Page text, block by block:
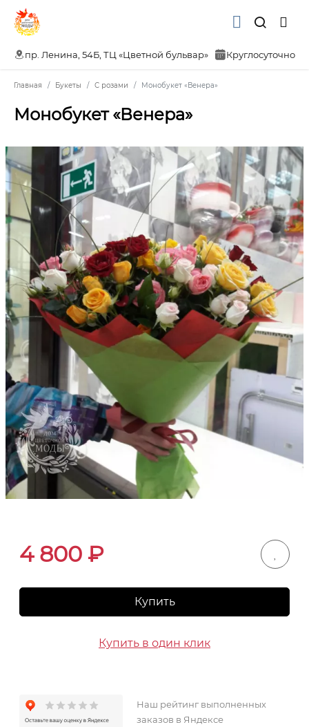
пр. Ленина, 54Б, ТЦ «Цветной бульвар» Круглосуточно
Главная Букеты С розами Монобукет «Венера»
Монобукет «Венера»
4 800 ₽
Купить
Купить в один клик
Наш рейтинг выполненных
заказов в Яндексе